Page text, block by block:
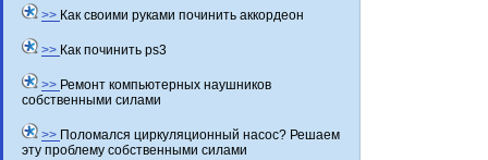
>> Как своими руками починить аккордеон
>> Как починить ps3
>> Ремонт компьютерных наушников
собственными силами
>> Поломался циркуляционный насос? Решаем
эту проблему собственными силами